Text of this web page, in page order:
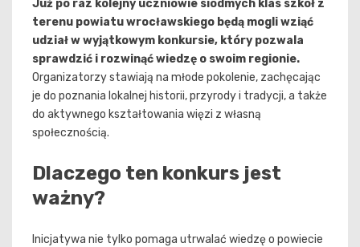
Już po raz kolejny uczniowie siódmych klas szkół z
terenu powiatu wrocławskiego będą mogli wziąć
udział w wyjątkowym konkursie, który pozwala
sprawdzić i rozwinąć wiedzę o swoim regionie.
Organizatorzy stawiają na młode pokolenie, zachęcając
je do poznania lokalnej historii, przyrody i tradycji, a także
do aktywnego kształtowania więzi z własną
społecznością.
Dlaczego ten konkurs jest
ważny?
Inicjatywa nie tylko pomaga utrwalać wiedzę o powiecie